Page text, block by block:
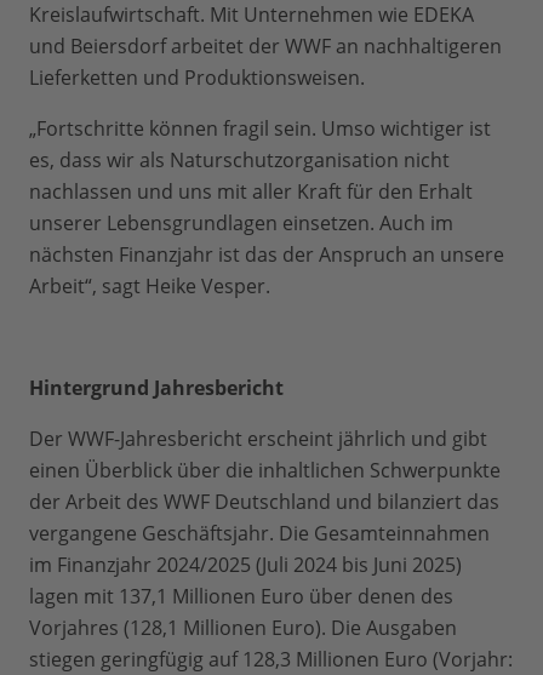
Kreislaufwirtschaft. Mit Unternehmen wie EDEKA
und Beiersdorf arbeitet der WWF an nachhaltigeren
Lieferketten und Produktionsweisen.
„Fortschritte können fragil sein. Umso wichtiger ist
es, dass wir als Naturschutzorganisation nicht
nachlassen und uns mit aller Kraft für den Erhalt
unserer Lebensgrundlagen einsetzen. Auch im
nächsten Finanzjahr ist das der Anspruch an unsere
Arbeit“, sagt Heike Vesper.
Hintergrund Jahresbericht
Der WWF-Jahresbericht erscheint jährlich und gibt
einen Überblick über die inhaltlichen Schwerpunkte
der Arbeit des WWF Deutschland und bilanziert das
vergangene Geschäftsjahr. Die Gesamteinnahmen
im Finanzjahr 2024/2025 (Juli 2024 bis Juni 2025)
lagen mit 137,1 Millionen Euro über denen des
Vorjahres (128,1 Millionen Euro). Die Ausgaben
stiegen geringfügig auf 128,3 Millionen Euro (Vorjahr: